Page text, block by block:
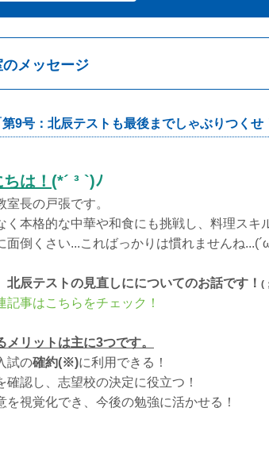
メッセージ
9号：北辰テストも最後までしゃぶりつくせ
は！ (*´ ³ `)ﾉ
長の戸張です。
く本格的な中華や和食にも挑戦し、料理スキ
面倒くさい...こればっかりは慣れませんね
北辰テストの見直しにについてのお話です！ (
記事はこちらをチェック！
リットは主に3つです。
試の確約(※)に利用できる！
確認し、志望校の決定に役立つ！
を視覚化でき、今後の勉強に活かせる！